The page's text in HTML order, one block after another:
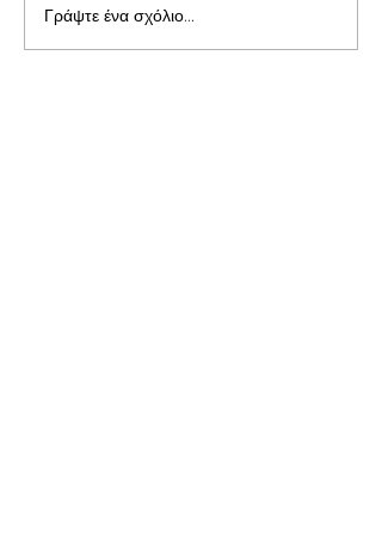
Γράψτε ένα σχόλιο...